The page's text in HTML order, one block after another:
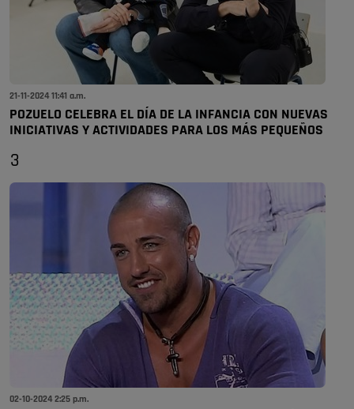
21-11-2024 11:41 a.m.
POZUELO CELEBRA EL DÍA DE LA INFANCIA CON NUEVAS
INICIATIVAS Y ACTIVIDADES PARA LOS MÁS PEQUEÑOS
3
02-10-2024 2:25 p.m.